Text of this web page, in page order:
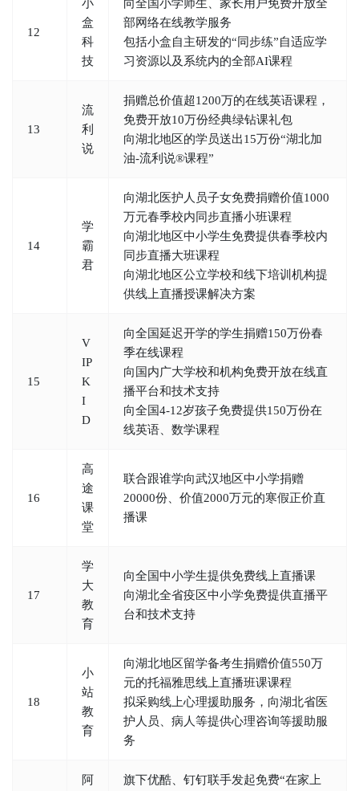
12
小
盒
科
技
向全国小学师生、家长用户免费开放全
部网络在线教学服务
包括小盒自主研发的“同步练”自适应学
习资源以及系统内的全部AI课程
13
流
利
说
捐赠总价值超1200万的在线英语课程，
免费开放10万份经典绿钻课礼包
向湖北地区的学员送出15万份“湖北加
油-流利说®课程”
14
学
霸
君
向湖北医护人员子女免费捐赠价值1000
万元春季校内同步直播小班课程
向湖北地区中小学生免费提供春季校内
同步直播大班课程
向湖北地区公立学校和线下培训机构提
供线上直播授课解决方案
15
V
IP
K
I
D
向全国延迟开学的学生捐赠150万份春
季在线课程
向国内广大学校和机构免费开放在线直
播平台和技术支持
向全国4-12岁孩子免费提供150万份在
线英语、数学课程
16
高
途
课
堂
联合跟谁学向武汉地区中小学捐赠
20000份、价值2000万元的寒假正价直
播课
17
学
大
教
育
向全国中小学生提供免费线上直播课
向湖北全省疫区中小学免费提供直播平
台和技术支持
18
小
站
教
育
向湖北地区留学备考生捐赠价值550万
元的托福雅思线上直播班课课程
拟采购线上心理援助服务，向湖北省医
护人员、病人等提供心理咨询等援助服
务
阿
旗下优酷、钉钉联手发起免费“在家上